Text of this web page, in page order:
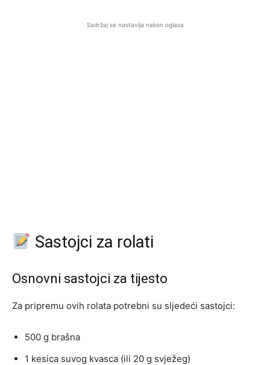
Sadržaj se nastavlja nakon oglasa
Sastojci za rolati
Osnovni sastojci za tijesto
Za pripremu ovih rolata potrebni su sljedeći sastojci:
500 g brašna
1 kesica suvog kvasca (ili 20 g svježeg)